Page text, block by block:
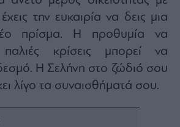
την ευκαιρία να δεις μια
πρίσμα. Η προθυμία να
παλιές κρίσεις μπορεί να
Η Σελήνη στο ζώδιό σου
λίγο τα συναισθήματά σου.